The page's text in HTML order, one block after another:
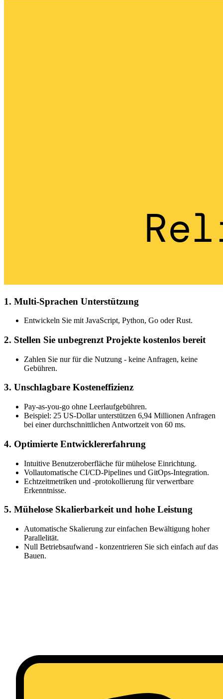
1. Multi-Sprachen Unterstützung
Entwickeln Sie mit JavaScript, Python, Go oder Rust.
2. Stellen Sie unbegrenzt Projekte kostenlos bereit
Zahlen Sie nur für die Nutzung - keine Anfragen, keine
Gebühren.
3. Unschlagbare Kosteneffizienz
Pay-as-you-go ohne Leerlaufgebühren.
Beispiel: 25 US-Dollar unterstützen 6,94 Millionen Anfragen
bei einer durchschnittlichen Antwortzeit von 60 ms.
4. Optimierte Entwicklererfahrung
Intuitive Benutzeroberfläche für mühelose Einrichtung.
Vollautomatische CI/CD-Pipelines und GitOps-Integration.
Echtzeitmetriken und -protokollierung für verwertbare
Erkenntnisse.
5. Mühelose Skalierbarkeit und hohe Leistung
Automatische Skalierung zur einfachen Bewältigung hoher
Parallelität.
Null Betriebsaufwand - konzentrieren Sie sich einfach auf das
Bauen.